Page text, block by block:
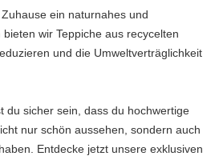
ein naturnahes und
wir Teppiche aus recycelten
und die Umweltverträglichkeit
du sicher sein, dass du hochwertige
nur schön aussehen, sondern auch
Entdecke jetzt unsere exklusiven